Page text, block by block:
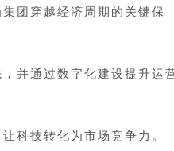
团穿越经济周期的关键保
并通过数字化建设提升运
科技转化为市场竞争力。